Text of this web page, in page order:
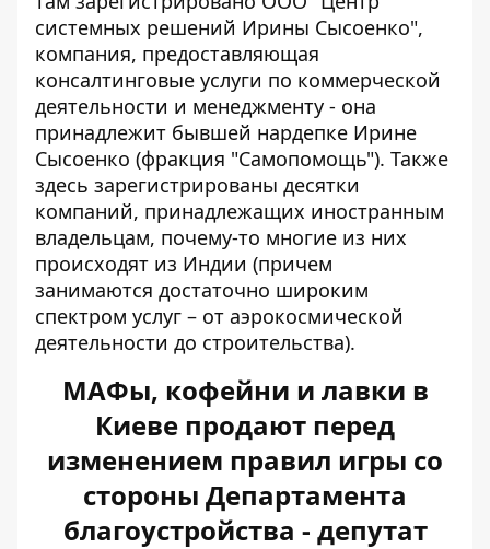
системных решений Ирины Сысоенко",
компания, предоставляющая
консалтинговые услуги по коммерческой
деятельности и менеджменту - она ​​
принадлежит бывшей нардепке Ирине
Сысоенко (фракция "Самопомощь"). Также
здесь зарегистрированы десятки
компаний, принадлежащих иностранным
владельцам, почему-то многие из них
происходят из Индии (причем
занимаются достаточно широким
спектром услуг – от аэрокосмической
деятельности до строительства).
МАФы, кофейни и лавки в
Киеве продают перед
изменением правил игры со
стороны Департамента
благоустройства - депутат